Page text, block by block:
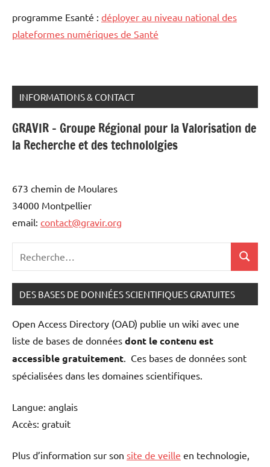
programme Esanté : déployer au niveau national des
plateformes numériques de Santé
INFORMATIONS & CONTACT
GRAVIR - Groupe Régional pour la Valorisation de
la Recherche et des technololgies
673 chemin de Moulares
34000 Montpellier
email: contact@gravir.org
:
DES BASES DE DONNÉES SCIENTIFIQUES GRATUITES
Open Access Directory (OAD) publie un wiki avec une
liste de bases de données dont le contenu est
accessible gratuitement . Ces bases de données sont
spécialisées dans les domaines scientifiques.
Langue: anglais
Accès: gratuit
Plus d’information sur son site de veille en technologie,